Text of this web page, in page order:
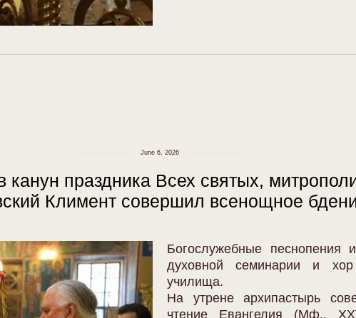
June 6, 2026
канун праздника Всех святых,
Климент совершил всенощное
Богослужебные песнопения
духовной семинарии и хор
училища.
На утрене архипастырь
чтение Евангелия (Мф.,